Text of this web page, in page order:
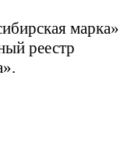
марка»
реестр